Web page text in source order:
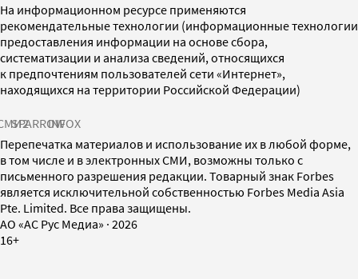
На информационном ресурсе применяются
рекомендательные технологии (информационные технологии
предоставления информации на основе сбора,
систематизации и анализа сведений, относящихся
к предпочтениям пользователей сети «Интернет»,
находящихся на территории Российской Федерации)
SPARROWINFOX
Перепечатка материалов и использование их в любой форме,
в том числе и в электронных СМИ, возможны только с
письменного разрешения редакции. Товарный знак Forbes
является исключительной собственностью Forbes Media Asia
Pte. Limited. Все права защищены.
AO «АС Рус Медиа» · 2026
16+